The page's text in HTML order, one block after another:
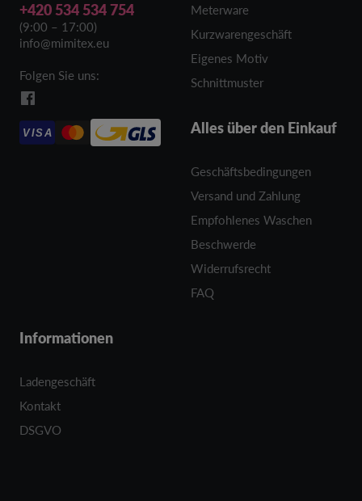
+420 534 534 754
(9:00 – 17:00)
info@mimitex.eu
Folgen Sie uns:
VISA
Meterware
Kurzwarengeschäft
Eigenes Motiv
Schnittmuster
Alles über den Einkauf
Geschäftsbedingungen
Versand und Zahlung
Empfohlenes Waschen
Beschwerde
Widerrufsrecht
FAQ
Informationen
Ladengeschäft
Kontakt
DSGVO